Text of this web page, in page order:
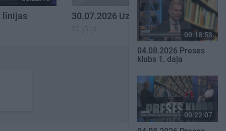
līnijas 30.07.2026 Uz līnijas
30. jūlijs
00:18:53
04.08.2026 Preses
klubs 1. daļa
00:22:07